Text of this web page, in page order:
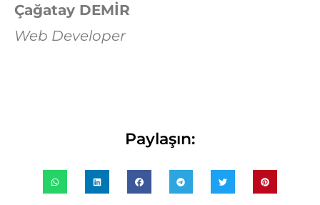
Çağatay DEMİR
Web Developer
Paylaşın: